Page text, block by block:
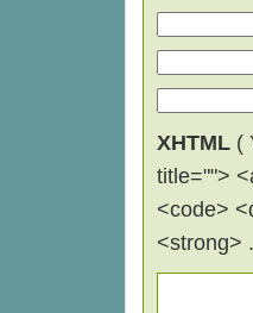
XHTML (
title="">
<code>
<strong> .